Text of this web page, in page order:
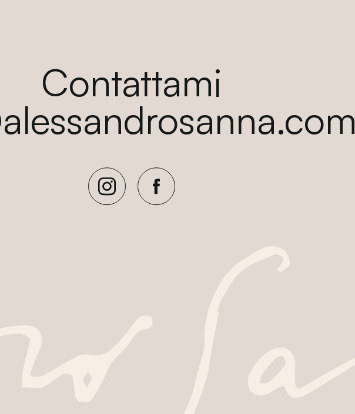
Contattami